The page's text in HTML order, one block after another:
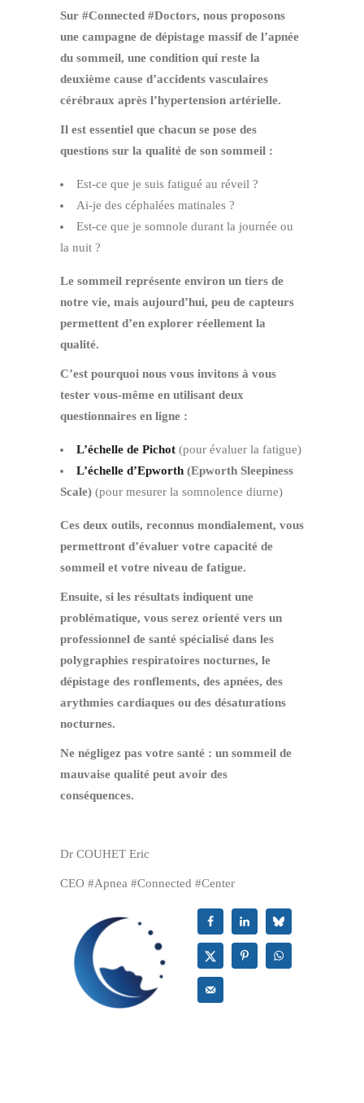
Sur #Connected #Doctors, nous proposons
une campagne de dépistage massif de l’apnée
du sommeil, une condition qui reste la
deuxième cause d’accidents vasculaires
cérébraux après l’hypertension artérielle.
Il est essentiel que chacun se pose des
questions sur la qualité de son sommeil :
Est-ce que je suis fatigué au réveil ?
Ai-je des céphalées matinales ?
Est-ce que je somnole durant la journée ou
la nuit ?
Le sommeil représente environ un tiers de
notre vie, mais aujourd’hui, peu de capteurs
permettent d’en explorer réellement la
qualité.
C’est pourquoi nous vous invitons à vous
tester vous-même en utilisant deux
questionnaires en ligne :
L’échelle de Pichot (pour évaluer la fatigue)
L’échelle d’Epworth (Epworth Sleepiness
Scale) (pour mesurer la somnolence diurne)
Ces deux outils, reconnus mondialement, vous
permettront d’évaluer votre capacité de
sommeil et votre niveau de fatigue.
Ensuite, si les résultats indiquent une
problématique, vous serez orienté vers un
professionnel de santé spécialisé dans les
polygraphies respiratoires nocturnes, le
dépistage des ronflements, des apnées, des
arythmies cardiaques ou des désaturations
nocturnes.
Ne négligez pas votre santé : un sommeil de
mauvaise qualité peut avoir des
conséquences.
Dr COUHET Eric
CEO #Apnea #Connected #Center